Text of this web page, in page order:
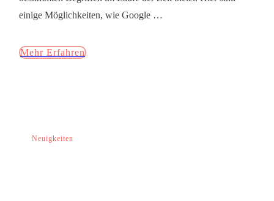
einige Möglichkeiten, wie Google …
Mehr Erfahren
Neuigkeiten